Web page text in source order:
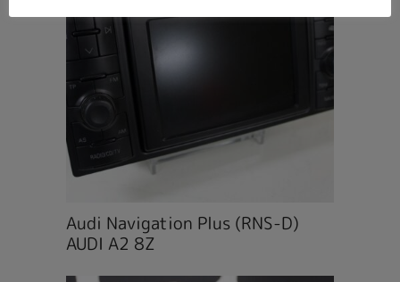
Audi Navigation Plus (RNS-D)
AUDI A2 8Z